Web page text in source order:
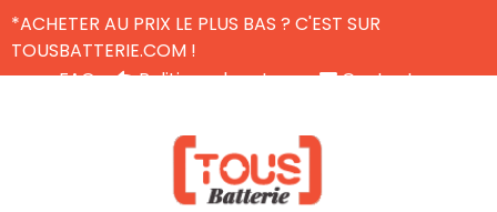
*ACHETER AU PRIX LE PLUS BAS ? C'EST SUR
TOUSBATTERIE.COM !
FAQ
Politique de retour
Contactez-nous